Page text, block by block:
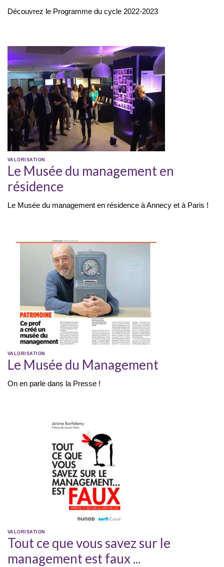
Découvrez le Programme du cycle 2022-2023
VALORISATION
Le Musée du management en
résidence
Le Musée du management en résidence à Annecy et à Paris !
VALORISATION
Le Musée du Management
On en parle dans la Presse !
VALORISATION
Tout ce que vous savez sur le
management est faux ...